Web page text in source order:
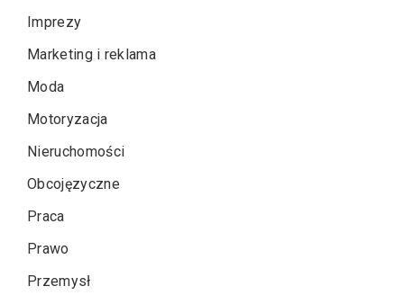
Imprezy
Marketing i reklama
Moda
Motoryzacja
Nieruchomości
Obcojęzyczne
Praca
Prawo
Przemysł